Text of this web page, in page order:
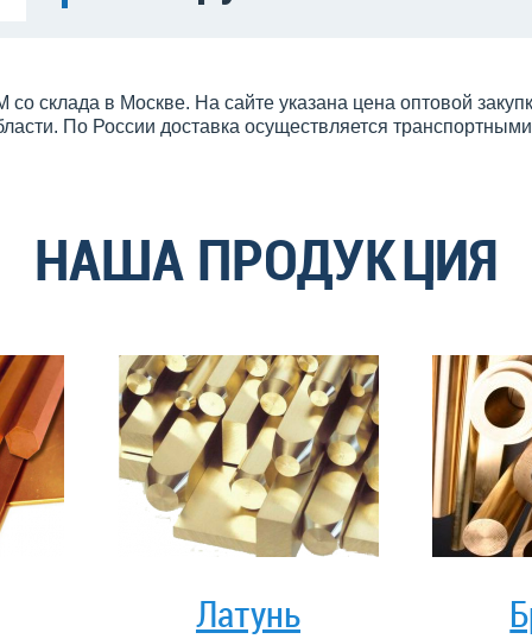
склада в Москве. На сайте указана цена оптовой
По России доставка осуществляется
НАША ПРОДУКЦИЯ
Латунь